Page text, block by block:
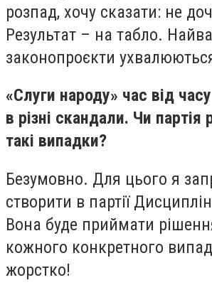
розпад, хочу сказати: не
Результат – на табло.
законопроєкти
«Слуги народу» час від
в різні скандали. Чи партія
такі випадки?
Безумовно. Для цього я
створити в партії
Вона буде приймати
кожного конкретного
жорстко!